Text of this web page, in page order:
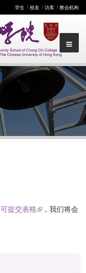
学生 校友 访客 教会机构
可提交表格(link is
，我们将会